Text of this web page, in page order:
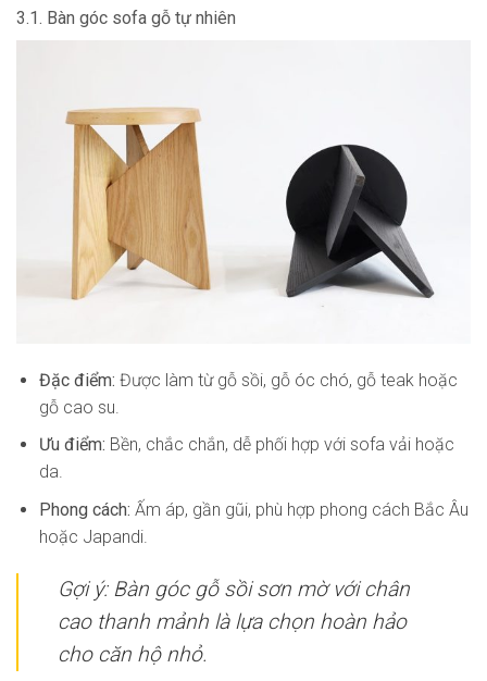
3.1. Bàn góc sofa gỗ tự nhiên
Đặc điểm: Được làm từ gỗ sồi, gỗ óc chó, gỗ teak hoặc
gỗ cao su.
Ưu điểm: Bền, chắc chắn, dễ phối hợp với sofa vải hoặc
da.
Phong cách: Ấm áp, gần gũi, phù hợp phong cách Bắc Âu
hoặc Japandi.
Gợi ý:Bàn góc gỗ sồi sơn mờ với chân
cao thanh mảnh là lựa chọn hoàn hảo
cho căn hộ nhỏ.